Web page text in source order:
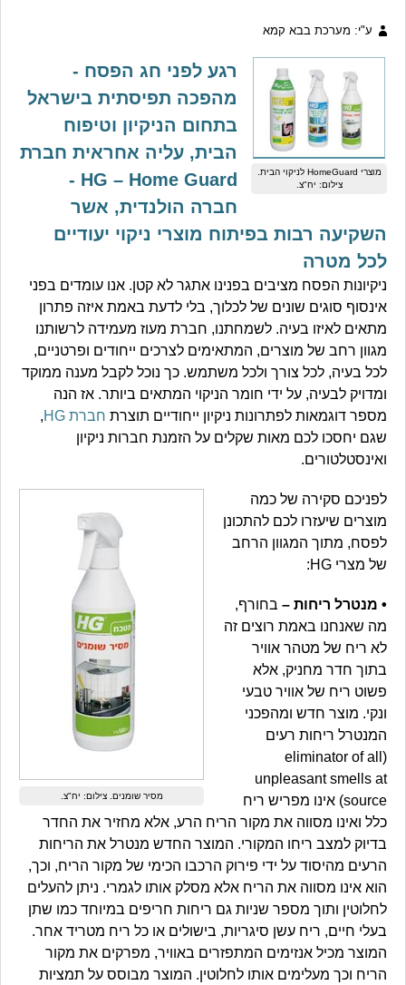
ע"י: מערכת בבא קמא
מוצרי HomeGuard לניקוי הבית.
צילום: יח"צ.
רגע לפני חג הפסח -
מהפכה תפיסתית בישראל
בתחום הניקיון וטיפוח
הבית, עליה אחראית חברת
HG – Home Guard -
חברה הולנדית, אשר
השקיעה רבות בפיתוח מוצרי ניקוי יעודיים
לכל מטרה
ניקיונות הפסח מציבים בפנינו אתגר לא קטן. אנו עומדים בפני
אינסוף סוגים שונים של לכלוך, בלי לדעת באמת איזה פתרון
מתאים לאיזו בעיה. לשמחתנו, חברת מעוז מעמידה לרשותנו
מגוון רחב של מוצרים, המתאימים לצרכים ייחודים ופרטניים,
לכל בעיה, לכל צורך ולכל משתמש. כך נוכל לקבל מענה ממוקד
ומדויק לבעיה, על ידי חומר הניקוי המתאים ביותר. אז הנה
מספר דוגמאות לפתרונות ניקיון ייחודיים תוצרת חברת HG
,
שגם יחסכו לכם מאות שקלים על הזמנת חברות ניקיון
ואינסטלטורים.
מסיר שומנים. צילום: יח"צ.
לפניכם סקירה של כמה
מוצרים שיעזרו לכם להתכונן
לפסח, מתוך המגוון הרחב
של מצרי HG:
• מנטרל ריחות – בחורף,
מה שאנחנו באמת רוצים זה
לא ריח של מטהר אוויר
בתוך חדר מחניק, אלא
פשוט ריח של אוויר טבעי
ונקי. מוצר חדש ומהפכני
המנטרל ריחות רעים
(eliminator of all
unpleasant smells at
source) אינו מפריש ריח
כלל ואינו מסווה את מקור הריח הרע, אלא מחזיר את החדר
בדיוק למצב ריחו המקורי. המוצר החדש מנטרל את הריחות
הרעים מהיסוד על ידי פירוק הרכבו הכימי של מקור הריח, וכך,
הוא אינו מסווה את הריח אלא מסלק אותו לגמרי. ניתן להעלים
לחלוטין ותוך מספר שניות גם ריחות חריפים במיוחד כמו שתן
בעלי חיים, ריח עשן סיגריות, בישולים או כל ריח מטריד אחר.
המוצר מכיל אנזימים המתפזרים באוויר, מפרקים את מקור
הריח וכך מעלימים אותו לחלוטין. המוצר מבוסס על תמציות